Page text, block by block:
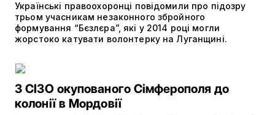
Українські правоохоронці повідомили про підозру
трьом учасникам незаконного збройного
формування “Бєзлєра”, які у 2014 році могли
жорстоко катувати волонтерку на Луганщині.
З СІЗО окупованого Сімферополя до
колонії в Мордовії